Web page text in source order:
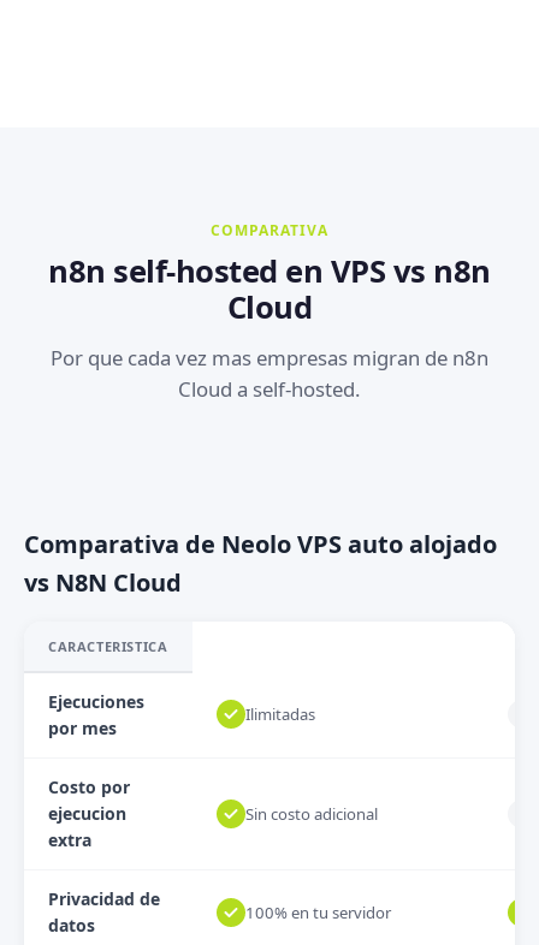
COMPARATIVA
n8n self-hosted en VPS vs n8n
Cloud
Por que cada vez mas empresas migran de n8n
Cloud a self-hosted.
Comparativa de Neolo VPS auto alojado
vs N8N Cloud
CARACTERISTICA
Ejecuciones
por mes
Ilimitadas
Costo por
ejecucion
extra
Sin costo adicional
Privacidad de
datos
100% en tu servidor